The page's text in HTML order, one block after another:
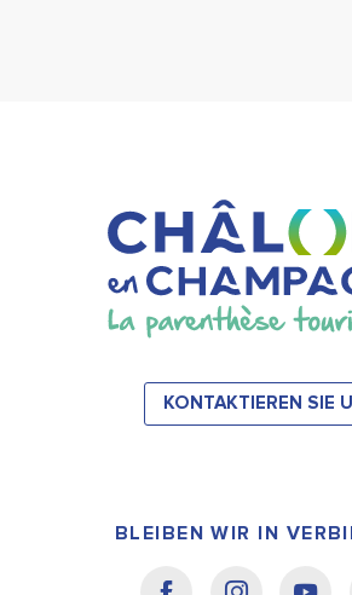
KONTAKTIEREN SIE
BLEIBEN WIR IN